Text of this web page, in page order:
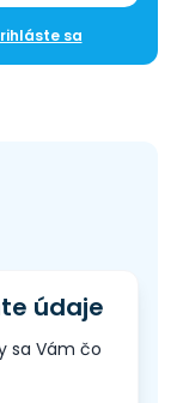
sa
údaje
sa Vám čo